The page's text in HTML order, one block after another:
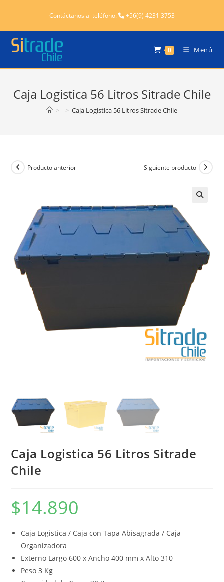
contenido
Contáctanos al teléfono: +56(9) 4231 3753
0 Menú
Caja Logistica 56 Litros Sitrade Chile
> > Caja Logistica 56 Litros Sitrade Chile
Producto anterior Siguiente producto
Caja Logistica 56 Litros Sitrade
Chile
$14.890
Caja Logistica / Caja con Tapa Abisagrada / Caja
Organizadora
Externo Largo 600 x Ancho 400 mm x Alto 310
Peso 3 Kg